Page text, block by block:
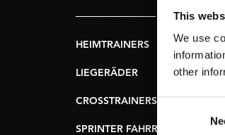
This
We use
other
Consent
HEIMTRAINERS
LIEGERÄDER
CROSSTRAINERS
SPRINTER FAHRRÄDER